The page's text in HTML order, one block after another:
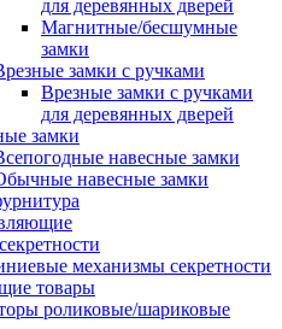
для деревянных дверей
Магнитные/бесшумные
замки
замки с ручками
Врезные замки с ручками
для деревянных дверей
замки
навесные замки
навесные замки
механизмы секретности
товары
роликовые/шариковые